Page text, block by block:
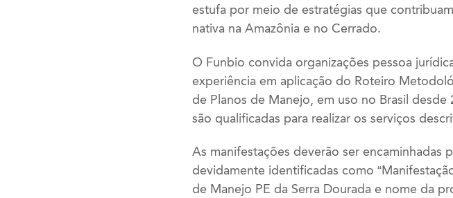
estufa por meio de estratégias que
nativa na Amazônia e no Cerrado.
O Funbio convida organizações pessoa
experiência em aplicação do Roteiro
de Planos de Manejo, em uso no Brasil
são qualificadas para realizar os serviços
As manifestações deverão ser encaminhadas
devidamente identificadas como
de Manejo PE da Serra Dourada e nome da